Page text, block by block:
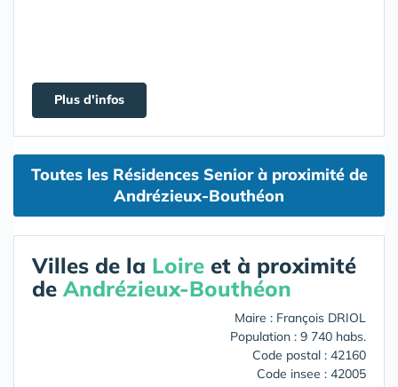
Plus d'infos
Toutes les Résidences Senior à proximité de
Andrézieux-Bouthéon
Villes de la Loire et à proximité
de Andrézieux-Bouthéon
Maire : François DRIOL
Population : 9 740 habs.
Code postal : 42160
Code insee : 42005